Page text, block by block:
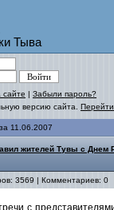
Тыва
сайте | Забыли пароль?
версию сайта.
11.06.2007
жителей Тувы с Днем
3569 | Комментариев: 0